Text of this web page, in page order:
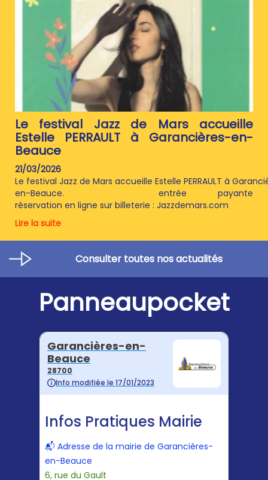
Le festival Jazz de Mars accueille
Estelle PERRAULT à Garancières-en-
Beauce
21/03/2026
Le festival Jazz de Mars accueille Estelle PERRAULT à
en-Beauce. entrée payante
réservation en ligne sur billeterie : Jazzdemars.com
Lire la suite
Consulter toutes nos actualités
Panneaupocket